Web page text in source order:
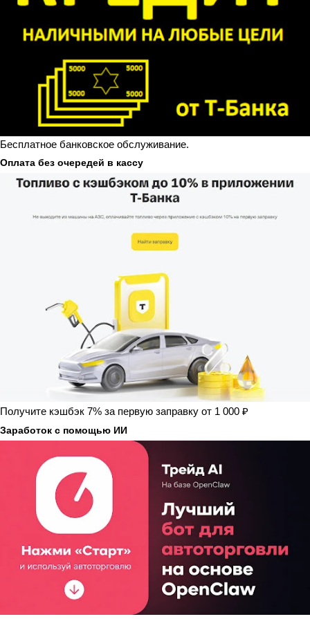
Бесплатное банковское обслуживание.
Оплата без очередей в кассу
Получите кэшбэк 7% за первую заправку от 1 000 ₽
Заработок с помощью ИИ